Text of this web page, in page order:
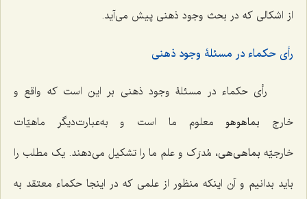
از اشکالی که در بحث وجود ذهنی پیش می‌آید.
رأی حکماء در مسئلۀ وجود ذهنی
رأی حکماء در مسئلۀ وجود ذهنی بر این است که واقع و
خارج بماهوهو معلوم ما است و به‌عبارت‌دیگر ماهیّات
خارجیّه بماهی‌هی، مُدرَک و علم ما را تشکیل می‌دهند. یک مطلب را
باید بدانیم و آن اینکه منظور از علمی که در اینجا حکماء معتقد به